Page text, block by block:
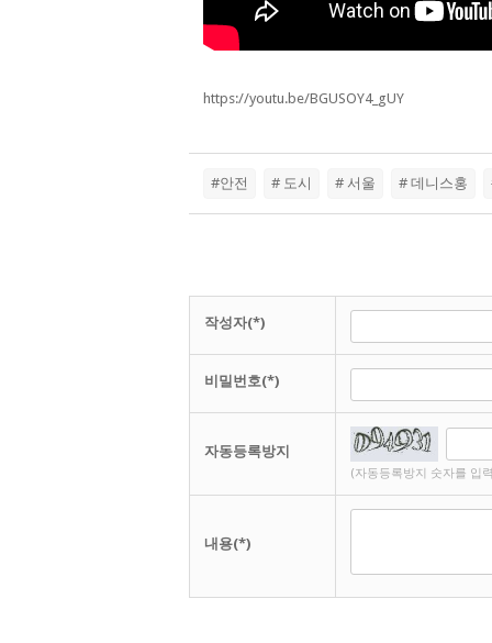
https://youtu.be/BGUSOY4_gUY
#안전 # 도시 # 서울 # 데니스홍
작성자(*)
비밀번호(*)
자동등록방지
(자동등록방지 숫자를 입
내용(*)